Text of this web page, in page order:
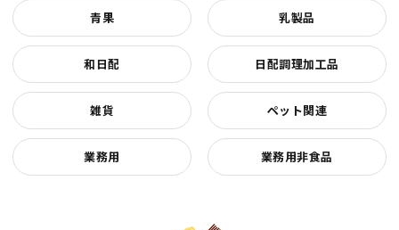
青果 乳製品
和日配 日配調理加工品
雑貨 ペット関連
業務用 業務用非食品